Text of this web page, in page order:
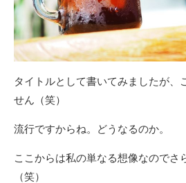
タイトルとして書いてみましたが、
せん（笑）
流行ですからね。どうなるのか。
ここからは私の単なる想像なのでさ
（笑）